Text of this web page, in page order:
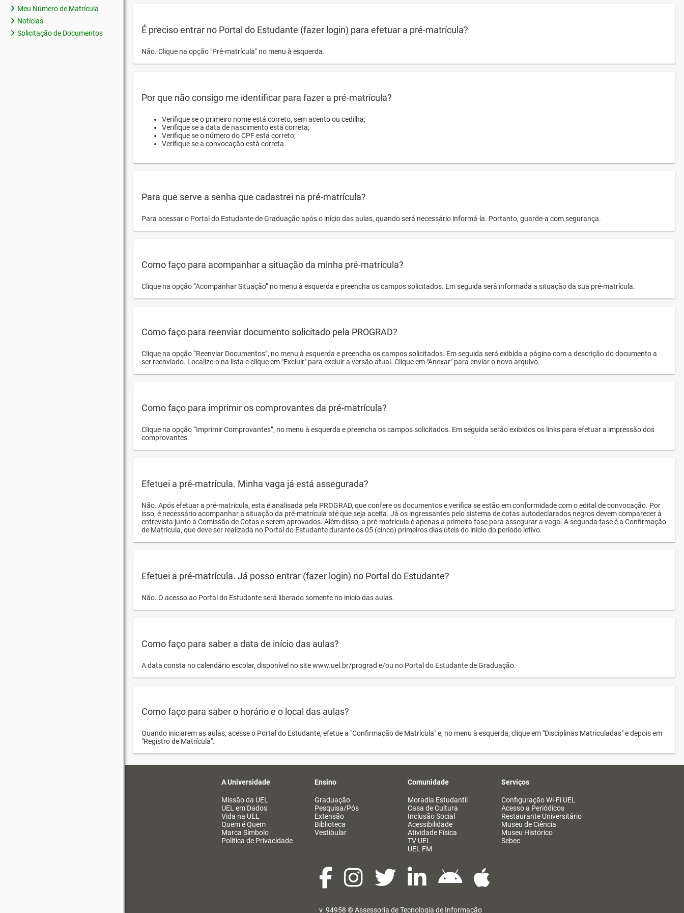
Meu Número de Matrícula
Notícias
Solicitação de Documentos
É preciso entrar no Portal do Estudante (fazer login) para efetuar a pré-matrícula?
Não. Clique na opção "Pré-matrícula" no menu à esquerda.
Por que não consigo me identificar para fazer a pré-matrícula?
Verifique se o primeiro nome está correto, sem acento ou cedilha;
Verifique se a data de nascimento está correta;
Verifique se o número do CPF está correto;
Verifique se a convocação está correta.
Para que serve a senha que cadastrei na pré-matrícula?
Para acessar o Portal do Estudante de Graduação após o início das aulas, quando será necessário informá-la. Portanto, guarde-a com segurança.
Como faço para acompanhar a situação da minha pré-matrícula?
Clique na opção “Acompanhar Situação” no menu à esquerda e preencha os campos solicitados. Em seguida será informada a situação da sua pré-matrícula.
Como faço para reenviar documento solicitado pela PROGRAD?
Clique na opção “Reenviar Documentos”, no menu à esquerda e preencha os campos solicitados. Em seguida será exibida a página com a descrição do documento a
ser reenviado. Localize-o na lista e clique em "Excluir" para excluir a versão atual. Clique em "Anexar" para enviar o novo arquivo.
Como faço para imprimir os comprovantes da pré-matrícula?
Clique na opção “Imprimir Comprovantes”, no menu à esquerda e preencha os campos solicitados. Em seguida serão exibidos os links para efetuar a impressão dos
comprovantes.
Efetuei a pré-matrícula. Minha vaga já está assegurada?
Não. Após efetuar a pré-matrícula, esta é analisada pela PROGRAD, que confere os documentos e verifica se estão em conformidade com o edital de convocação. Por
isso, é necessário acompanhar a situação da pré-matrícula até que seja aceita. Já os ingressantes pelo sistema de cotas autodeclarados negros devem comparecer à
entrevista junto à Comissão de Cotas e serem aprovados. Além disso, a pré-matrícula é apenas a primeira fase para assegurar a vaga. A segunda fase é a Confirmação
de Matrícula, que deve ser realizada no Portal do Estudante durante os 05 (cinco) primeiros dias úteis do início do período letivo.
Efetuei a pré-matrícula. Já posso entrar (fazer login) no Portal do Estudante?
Não. O acesso ao Portal do Estudante será liberado somente no início das aulas.
Como faço para saber a data de início das aulas?
A data consta no calendário escolar, disponível no site www.uel.br/prograd e/ou no Portal do Estudante de Graduação.
Como faço para saber o horário e o local das aulas?
Quando iniciarem as aulas, acesse o Portal do Estudante, efetue a "Confirmação de Matrícula" e, no menu à esquerda, clique em "Disciplinas Matriculadas" e depois em
"Registro de Matrícula".
A Universidade
Missão da UEL
UEL em Dados
Vida na UEL
Quem é Quem
Marca Símbolo
Política de Privacidade
Ensino
Graduação
Pesquisa/Pós
Extensão
Biblioteca
Vestibular
Comunidade
Moradia Estudantil
Casa de Cultura
Inclusão Social
Acessibilidade
Atividade Física
TV UEL
UEL FM
Serviços
Configuração Wi-Fi UEL
Acesso a Periódicos
Restaurante Universitário
Museu de Ciência
Museu Histórico
Sebec
v. 94958 ©Assessoria de Tecnologia de Informação